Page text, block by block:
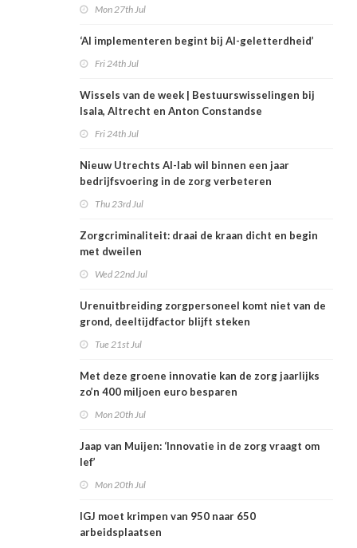
Mon 27th Jul
‘AI implementeren begint bij AI-geletterdheid’
Fri 24th Jul
Wissels van de week | Bestuurswisselingen bij
Isala, Altrecht en Anton Constandse
Fri 24th Jul
Nieuw Utrechts AI-lab wil binnen een jaar
bedrijfsvoering in de zorg verbeteren
Thu 23rd Jul
Zorgcriminaliteit: draai de kraan dicht en begin
met dweilen
Wed 22nd Jul
Urenuitbreiding zorgpersoneel komt niet van de
grond, deeltijdfactor blijft steken
Tue 21st Jul
Met deze groene innovatie kan de zorg jaarlijks
zo’n 400 miljoen euro besparen
Mon 20th Jul
Jaap van Muijen: ‘Innovatie in de zorg vraagt om
lef’
Mon 20th Jul
IGJ moet krimpen van 950 naar 650
arbeidsplaatsen